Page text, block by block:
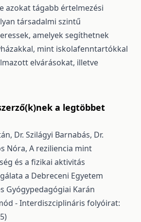
azokat tágabb értelmezési
társadalmi szintű
amelyek segíthetnek
mint iskolafenntartókkal
elvárásokat, illetve
a legtöbbet
Dr. Szilágyi Barnabás, Dr.
Nóra, A reziliencia mint
és a fizikai aktivitás
a Debreceni Egyetem
Gyógypedagógiai Karán
- Interdiszciplináris folyóirat: